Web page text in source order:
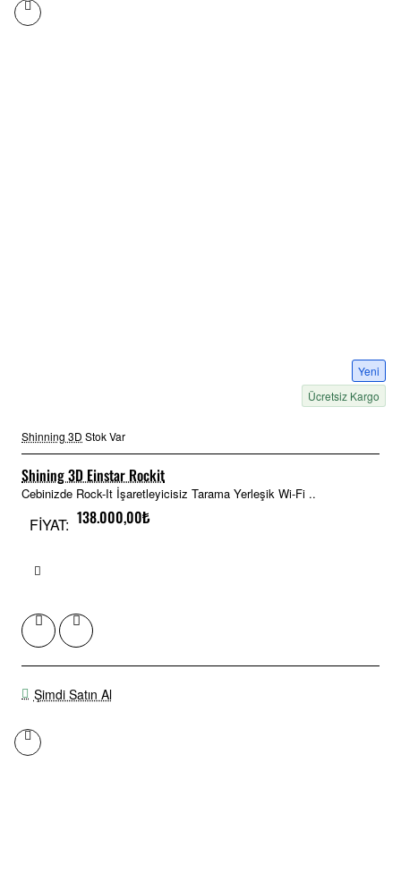
Yeni
Ücretsiz Kargo
Shinning 3D Stok Var
Shining 3D Einstar Rockit
Cebinizde Rock-It İşaretleyicisiz Tarama Yerleşik Wi-Fi ..
FİYAT: 138.000,00₺
Şimdi Satın Al